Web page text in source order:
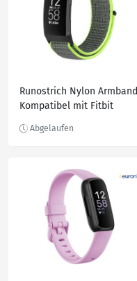
Runostrich Nylon Armband
Kompatibel mit Fitbit
weiches Ersatzarmband
Uhrenarmbänder für
Damen Herren